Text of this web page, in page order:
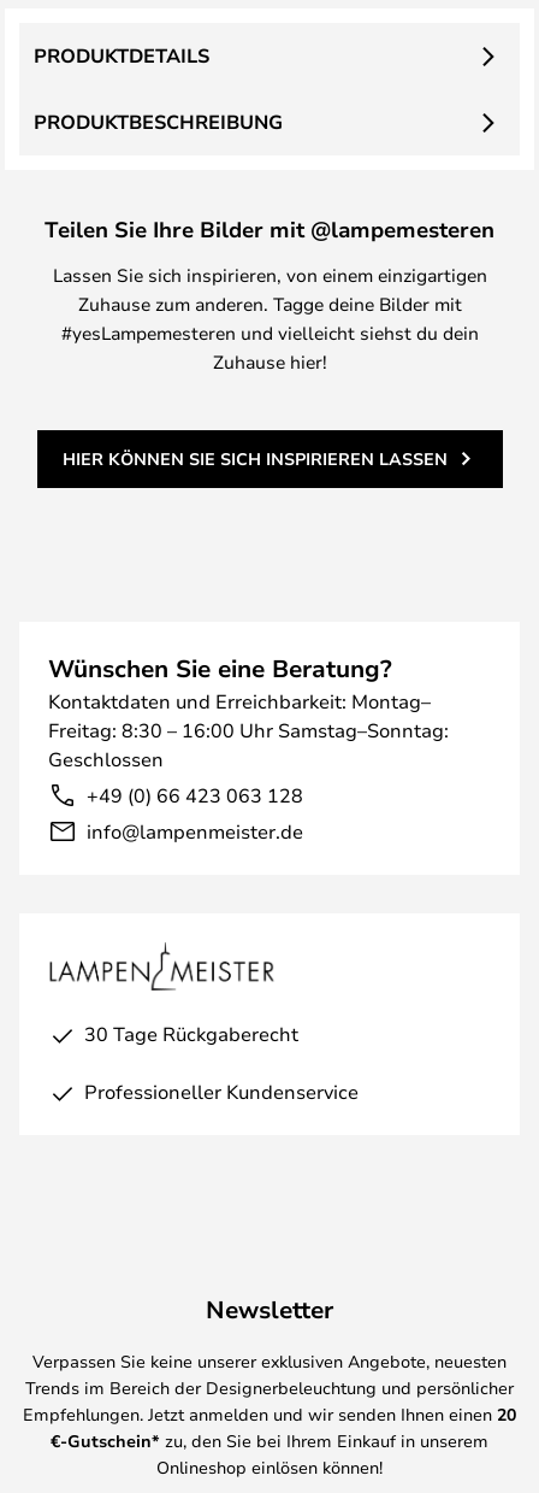
PRODUKTBESCHREIBUNG
PRODUKTDETAILS
Teilen Sie Ihre Bilder mit @lampemesteren
Lassen Sie sich inspirieren, von einem einzigartigen
Zuhause zum anderen. Tagge deine Bilder mit
#yesLampemesteren und vielleicht siehst du dein
Zuhause hier!
HIER KÖNNEN SIE SICH INSPIRIEREN LASSEN
Wünschen Sie eine Beratung?
Kontaktdaten und Erreichbarkeit: Montag–
Freitag: 8:30 – 16:00 Uhr Samstag–Sonntag:
Geschlossen
+49 (0) 66 423 063 128
info@lampenmeister.de
30 Tage Rückgaberecht
Professioneller Kundenservice
Newsletter
Verpassen Sie keine unserer exklusiven Angebote, neuesten
Trends im Bereich der Designerbeleuchtung und persönlicher
Empfehlungen. Jetzt anmelden und wir senden Ihnen einen 20
€-Gutschein* zu, den Sie bei Ihrem Einkauf in unserem
Onlineshop einlösen können!